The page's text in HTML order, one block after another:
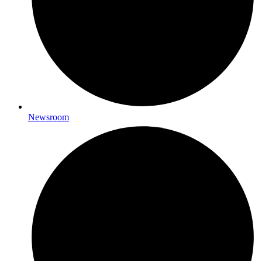
Newsroom